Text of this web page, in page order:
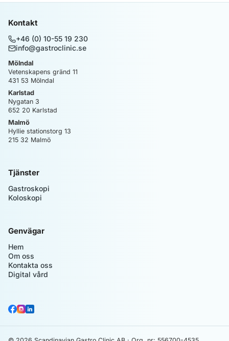
Kontakt
+46 (0) 10-55 19 230
info@gastroclinic.se
Mölndal
Vetenskapens gränd 11
431 53 Mölndal
Karlstad
Nygatan 3
652 20 Karlstad
Malmö
Hyllie stationstorg 13
215 32 Malmö
Tjänster
Gastroskopi
Koloskopi
Genvägar
Hem
Om oss
Kontakta oss
Digital vård